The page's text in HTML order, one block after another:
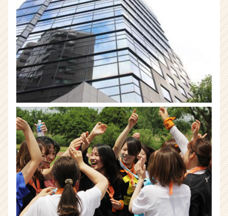
く
就
活
サ
イ
ト
チ
ア
キ
ャ
リ
ア
（CheerCareer）